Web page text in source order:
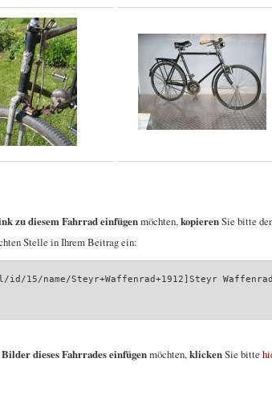
zu diesem Fahrrad einfügenmöchten,kopierenSie bitte
Stelle in Ihrem Beitrag ein:
name/Steyr+Waffenrad+1912]Steyr Waffenrad
Bilder dieses Fahrrades einfügenmöchten,klickenSie bitte